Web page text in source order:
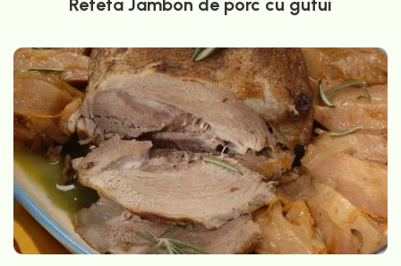
Reteta Jambon de porc cu gutui